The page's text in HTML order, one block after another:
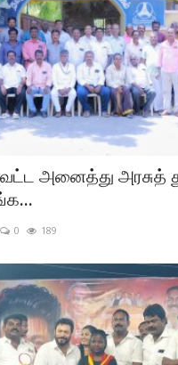
அனைத்து அரசுத்
0 189